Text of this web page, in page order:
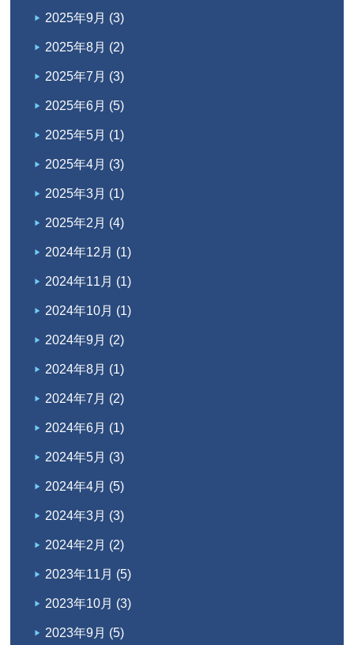
2025年9月 (3)
2025年8月 (2)
2025年7月 (3)
2025年6月 (5)
2025年5月 (1)
2025年4月 (3)
2025年3月 (1)
2025年2月 (4)
2024年12月 (1)
2024年11月 (1)
2024年10月 (1)
2024年9月 (2)
2024年8月 (1)
2024年7月 (2)
2024年6月 (1)
2024年5月 (3)
2024年4月 (5)
2024年3月 (3)
2024年2月 (2)
2023年11月 (5)
2023年10月 (3)
2023年9月 (5)